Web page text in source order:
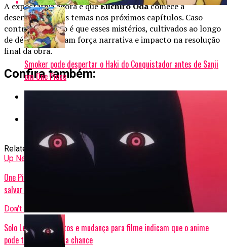
A expectativa agora é queEiichiro Odacomece a
desenvolver esses temas nos próximos capítulos. Caso
contrário, o risco é que esses mistérios, cultivados ao longo
de décadas, percam força narrativa e impacto na resolução
final da obra.
Confira também:
10 Melhores animes com grandes enredos para
10 furos de roteiro de Naruto que só existem no
Related Topics:feat One Piece
Up Next
One Piece – Teoria sugere que fruta Zoan Mítica de Dragon pode
salvar o mundo
Don't Miss
Solo Leveling – Hiatos e mudança para filme indicam que o anime
pode ter perdido sua chance
Smoker pode despertar o Haki do Conquistador antes de Sanji
em One Piece